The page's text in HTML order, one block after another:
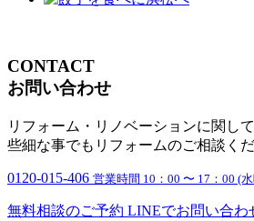
CONTACT
お問い合わせ
リフォーム・リノベーションに関して
些細な事でもリフォームのご相談くだ
0120-015-406 営業時間 10：00 〜 17：00 (
無料相談のご予約 LINEでお問い合わ